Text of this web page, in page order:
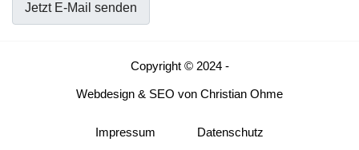
Jetzt E-Mail senden
Copyright © 2024 -
Webdesign & SEO von Christian Ohme
Impressum Datenschutz